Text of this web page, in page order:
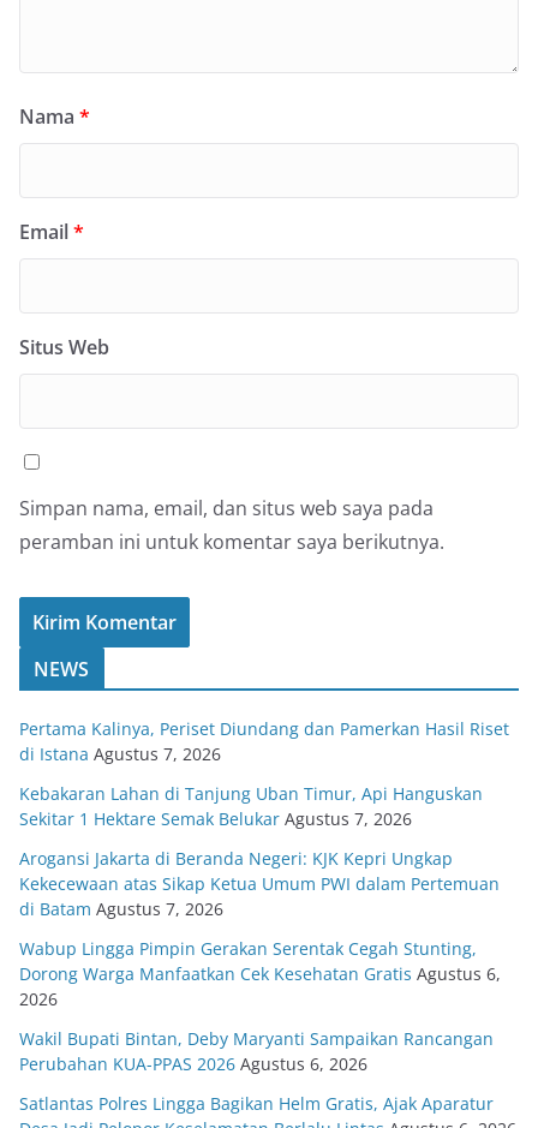
Nama *
Email*
Situs Web
Simpan nama, email, dan situs web saya pada
peramban ini untuk komentar saya berikutnya.
NEWS
Pertama Kalinya, Periset Diundang dan Pamerkan Hasil Riset
di Istana Agustus 7, 2026
Kebakaran Lahan di Tanjung Uban Timur, Api Hanguskan
Sekitar 1 Hektare Semak Belukar Agustus 7, 2026
Arogansi Jakarta di Beranda Negeri: KJK Kepri Ungkap
Kekecewaan atas Sikap Ketua Umum PWI dalam Pertemuan
di Batam Agustus 7, 2026
Wabup Lingga Pimpin Gerakan Serentak Cegah Stunting,
Dorong Warga Manfaatkan Cek Kesehatan Gratis Agustus 6,
2026
Wakil Bupati Bintan, Deby Maryanti Sampaikan Rancangan
Perubahan KUA-PPAS 2026 Agustus 6, 2026
Satlantas Polres Lingga Bagikan Helm Gratis, Ajak Aparatur